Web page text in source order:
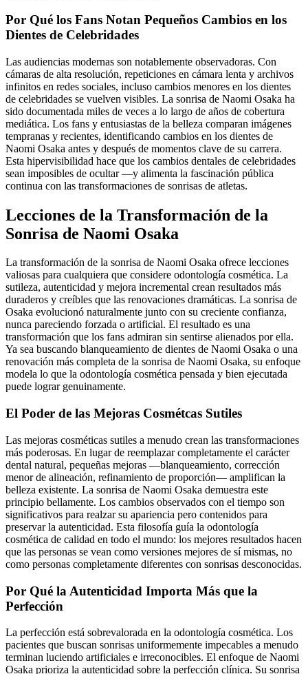
Por Qué los Fans Notan Pequeños Cambios en los
Dientes de Celebridades
Las audiencias modernas son notablemente observadoras. Con
cámaras de alta resolución, repeticiones en cámara lenta y archivos
infinitos en redes sociales, incluso cambios menores en los dientes
de celebridades se vuelven visibles. La sonrisa de Naomi Osaka ha
sido documentada miles de veces a lo largo de años de cobertura
mediática. Los fans y entusiastas de la belleza comparan imágenes
tempranas y recientes, identificando cambios en los dientes de
Naomi Osaka antes y después de momentos clave de su carrera.
Esta hipervisibilidad hace que los cambios dentales de celebridades
sean imposibles de ocultar —y alimenta la fascinación pública
continua con las transformaciones de sonrisas de atletas.
Lecciones de la Transformación de la
Sonrisa de Naomi Osaka
La transformación de la sonrisa de Naomi Osaka ofrece lecciones
valiosas para cualquiera que considere odontología cosmética. La
sutileza, autenticidad y mejora incremental crean resultados más
duraderos y creíbles que las renovaciones dramáticas. La sonrisa de
Osaka evolucionó naturalmente junto con su creciente confianza,
nunca pareciendo forzada o artificial. El resultado es una
transformación que los fans admiran sin sentirse alienados por ella.
Ya sea buscando blanqueamiento de dientes de Naomi Osaka o una
renovación más completa de la sonrisa de Naomi Osaka, su enfoque
modela lo que la odontología cosmética pensada y bien ejecutada
puede lograr genuinamente.
El Poder de las Mejoras Cosmétcas Sutiles
Las mejoras cosméticas sutiles a menudo crean las transformaciones
más poderosas. En lugar de reemplazar completamente el carácter
dental natural, pequeñas mejoras —blanqueamiento, corrección
menor de alineación, refinamiento de proporción— amplifican la
belleza existente. La sonrisa de Naomi Osaka demuestra este
principio bellamente. Los cambios observados con el tiempo son
significativos para realzar su apariencia pero contenidos para
preservar la autenticidad. Esta filosofía guía la odontología
cosmética de calidad en todo el mundo: los mejores resultados hacen
que las personas se vean como versiones mejores de sí mismas, no
como personas completamente diferentes con sonrisas desconocidas.
Por Qué la Autenticidad Importa Más que la
Perfección
La perfección está sobrevalorada en la odontología cosmética. Los
pacientes que buscan sonrisas uniformemente impecables a menudo
terminan luciendo artificiales e irreconocibles. El enfoque de Naomi
Osaka prioriza la autenticidad sobre la perfección clínica. Su sonrisa